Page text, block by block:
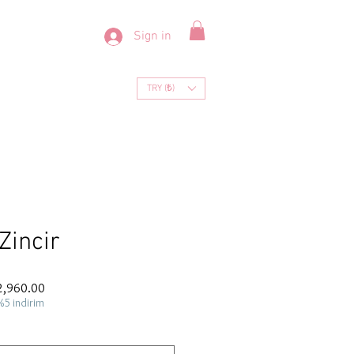
Sign in
TRY (₺)
indirim